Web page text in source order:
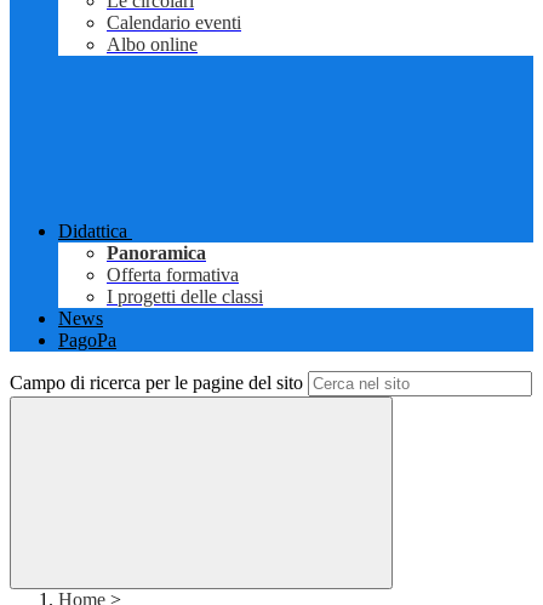
Calendario eventi
Albo online
Didattica
Panoramica
Offerta formativa
I progetti delle classi
News
PagoPa
Campo di ricerca per le pagine del sito
Home >